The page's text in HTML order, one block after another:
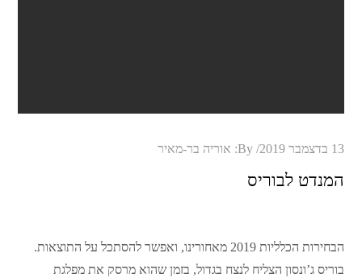
Posted
13 בדצמבר 2019 By: אוריה בר-מאיר
המנדט לבוריס
הבחירות הכלליות 2019 מאחורינו, ואפשר להסתכל על התוצאות.
בוריס ג’ונסון הצליח לנצח בגדול, בזמן שהוא מרסק את מפלגת